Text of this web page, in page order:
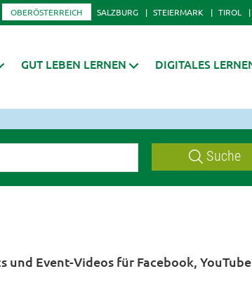
OBERÖSTERREICH SALZBURG STEIERMARK TIROL
GUT LEBEN LERNEN DIGITALES
Suche
Event-Videos für Facebook,